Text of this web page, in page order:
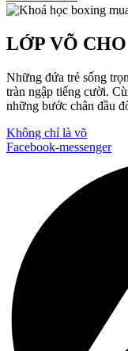
LỚP VÕ
Những đứa trẻ sống
tràn ngập tiếng cười.
những bước chân đầu
Không chỉ là võ
Facebook-messenger